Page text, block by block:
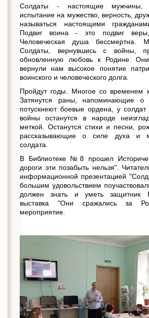
Солдаты - настоящие мужчины,
испытание на мужество, верность,
называться настоящими
Подвиг воина - это подвиг веры,
Человеческая душа
Солдаты, вернувшись с войны,
обновленную любовь к Родине.
вернули нам высокое понятие
воинского и человеческого долга.
Пройдут годы. Многое со временем
Затянутся раны, напоминающие о
потускнеют боевые ордена, у
войны останутся в народе
меткой. Останутся стихи и песни,
рассказывающие о силе духа и
солдата.
В Библиотеке №8 прошел
дороги эти позабыть нельзя".
информационной презентацией
большим удовольствием
должен знать и уметь защитник
выставка "Они сражались за
мероприятие.